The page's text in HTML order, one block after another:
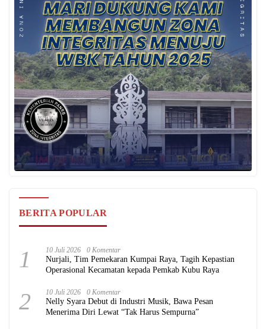
BERITA POPULAR
1 10 Juli 2026 0 Komentar
Nurjali, Tim Pemekaran Kumpai Raya, Tagih Kepastian
Operasional Kecamatan kepada Pemkab Kubu Raya
2 10 Juli 2026 0 Komentar
Nelly Syara Debut di Industri Musik, Bawa Pesan
Menerima Diri Lewat “Tak Harus Sempurna”